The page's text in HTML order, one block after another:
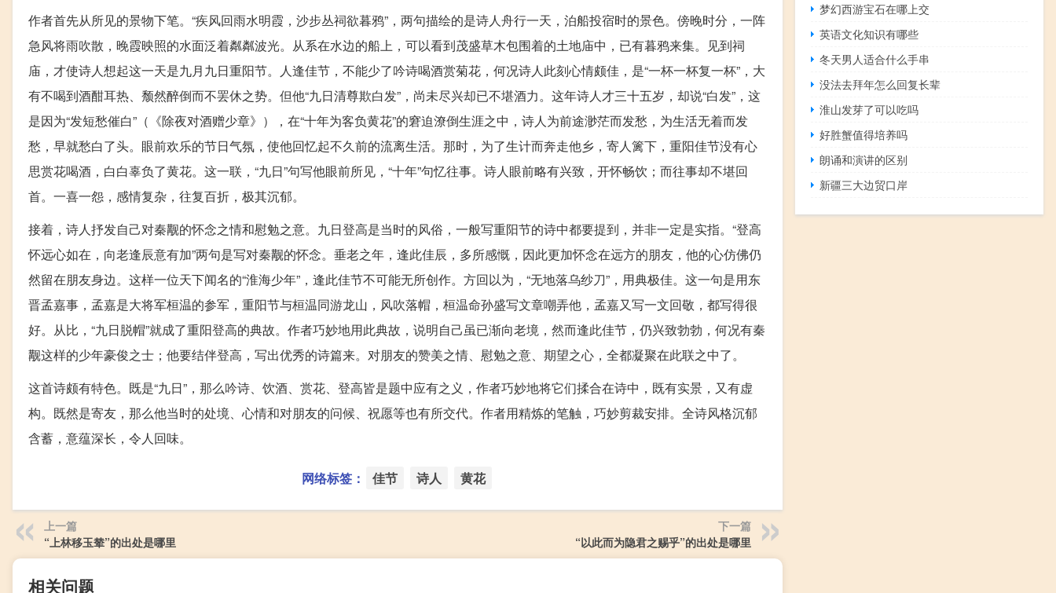
作者首先从所见的景物下笔。“疾风回雨水明霞，沙步丛祠欲暮鸦”，两句描绘的是诗人舟行一天，泊船投宿时的景色。傍晚时分，一阵
急风将雨吹散，晚霞映照的水面泛着粼粼波光。从系在水边的船上，可以看到茂盛草木包围着的土地庙中，已有暮鸦来集。见到祠
庙，才使诗人想起这一天是九月九日重阳节。人逢佳节，不能少了吟诗喝酒赏菊花，何况诗人此刻心情颇佳，是“一杯一杯复一杯”，大
有不喝到酒酣耳热、颓然醉倒而不罢休之势。但他“九日清尊欺白发”，尚未尽兴却已不堪酒力。这年诗人才三十五岁，却说“白发”，这
是因为“发短愁催白”（《除夜对酒赠少章》），在“十年为客负黄花”的窘迫潦倒生涯之中，诗人为前途渺茫而发愁，为生活无着而发
愁，早就愁白了头。眼前欢乐的节日气氛，使他回忆起不久前的流离生活。那时，为了生计而奔走他乡，寄人篱下，重阳佳节没有心
思赏花喝酒，白白辜负了黄花。这一联，“九日”句写他眼前所见，“十年”句忆往事。诗人眼前略有兴致，开怀畅饮；而往事却不堪回
首。一喜一怨，感情复杂，往复百折，极其沉郁。
接着，诗人抒发自己对秦觏的怀念之情和慰勉之意。九日登高是当时的风俗，一般写重阳节的诗中都要提到，并非一定是实指。“登高
怀远心如在，向老逢辰意有加”两句是写对秦觏的怀念。垂老之年，逢此佳辰，多所感慨，因此更加怀念在远方的朋友，他的心仿佛仍
然留在朋友身边。这样一位天下闻名的“淮海少年”，逢此佳节不可能无所创作。方回以为，“无地落乌纱刀”，用典极佳。这一句是用东
晋孟嘉事，孟嘉是大将军桓温的参军，重阳节与桓温同游龙山，风吹落帽，桓温命孙盛写文章嘲弄他，孟嘉又写一文回敬，都写得很
好。从比，“九日脱帽”就成了重阳登高的典故。作者巧妙地用此典故，说明自己虽已渐向老境，然而逢此佳节，仍兴致勃勃，何况有秦
觏这样的少年豪俊之士；他要结伴登高，写出优秀的诗篇来。对朋友的赞美之情、慰勉之意、期望之心，全都凝聚在此联之中了。
这首诗颇有特色。既是“九日”，那么吟诗、饮酒、赏花、登高皆是题中应有之义，作者巧妙地将它们揉合在诗中，既有实景，又有虚
构。既然是寄友，那么他当时的处境、心情和对朋友的问候、祝愿等也有所交代。作者用精炼的笔触，巧妙剪裁安排。全诗风格沉郁
含蓄，意蕴深长，令人回味。
网络标签： 佳节 诗人 黄花
上一篇
“上林移玉辇”的出处是哪里
下一篇
“以此而为隐君之赐乎”的出处是哪里
相关问题
梦幻西游宝石在哪上交
英语文化知识有哪些
冬天男人适合什么手串
没法去拜年怎么回复长辈
淮山发芽了可以吃吗
好胜蟹值得培养吗
朗诵和演讲的区别
新疆三大边贸口岸